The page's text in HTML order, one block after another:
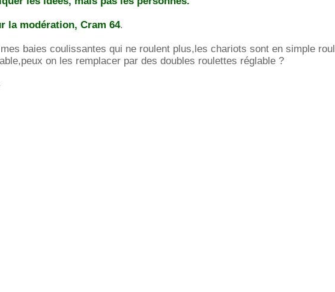
la modération, Cram 64.
baies coulissantes qui ne roulent plus,les chariots sont en simple
on les remplacer par des doubles roulettes réglable ?